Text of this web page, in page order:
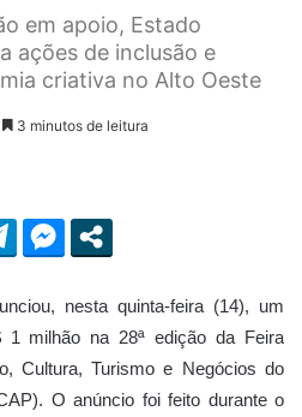
em apoio, Estado
ações de inclusão e
criativa no Alto Oeste
3 minutos de leitura
nesta quinta-feira (14), um
1 milhão na 28ª edição da Feira
Cultura, Turismo e Negócios do
O anúncio foi feito durante o